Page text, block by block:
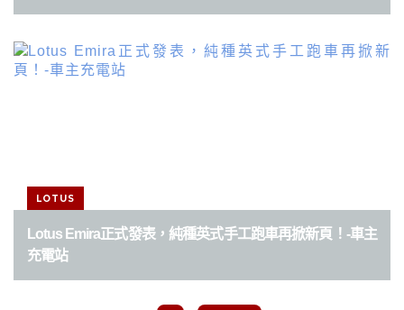
LOTUS
Lotus Emira正式發表，純種英式手工跑車再掀新頁！-車主
充電站